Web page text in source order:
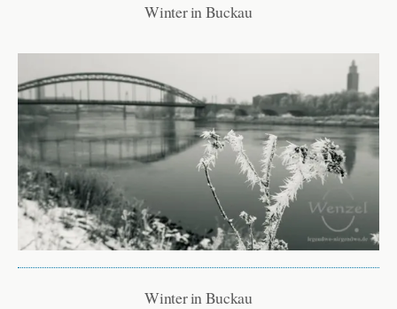
Winter in Buckau
Winter in Buckau